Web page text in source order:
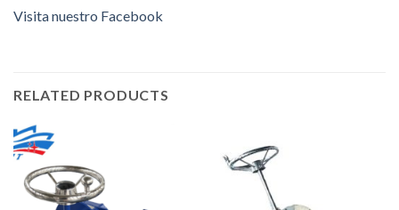
Visita nuestro Facebook
RELATED PRODUCTS